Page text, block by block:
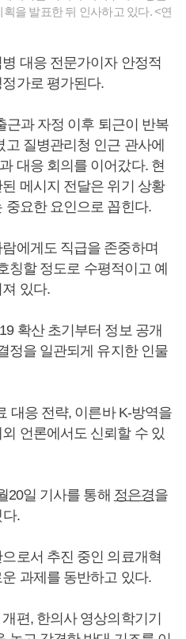
을 발표한 뒤 인사하고 있다. <연
대응 전문가이자 안정적
가로 평가된다.
근과 자정 이후 퇴근이 반복
질병관리청 인근 관사에
대응 회의를 이어갔다. 현
메시지 전달은 위기 상황
중요한 요인으로 꼽힌다.
에게도 직급을 존중하며
칭할 정도로 수평적이고 예
있다.
확산 초기부터 정보 공개
정을 일관되게 유지한 인물
대응 전략, 이른바 K-방역을
언론에서도 신뢰할 수 있
20일 기사를 통해 정은경을
.
로서 추진 중인 의료개혁
과제를 동반하고 있다.
편, 한의사 영상의학기기